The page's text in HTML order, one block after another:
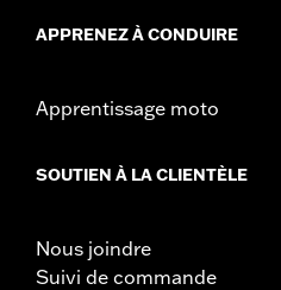
APPRENEZ À CONDUIRE
Apprentissage moto
SOUTIEN À LA CLIENTÈLE
Nous joindre
Suivi de commande